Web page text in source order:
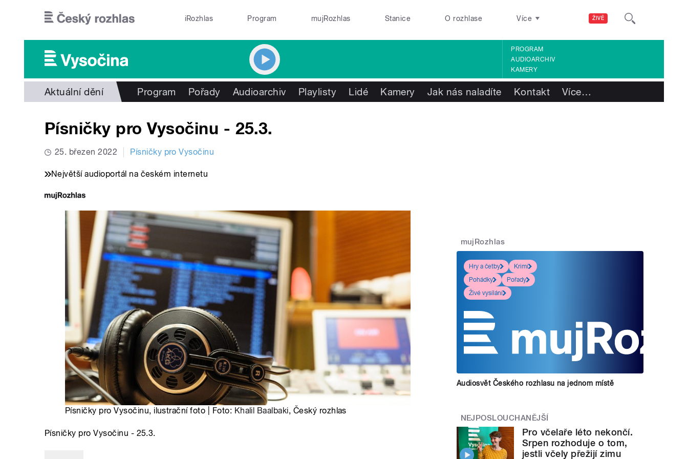
ŽIVĚ
iRozhlas Program mujRozhlas Stanice O rozhlase Více
PROGRAM
AUDIOARCHIV
KAMERY
Aktuální dění Program Pořady Audioarchiv Playlisty Lidé Kamery Jak nás naladíte Kontakt Více…
Písničky pro Vysočinu - 25.3.
25. březen 2022 Písničky pro Vysočinu
Největší audioportál na českém internetu
Písničky pro Vysočinu, ilustrační foto | Foto: Khalil Baalbaki, Český rozhlas
Písničky pro Vysočinu - 25.3.
mujRozhlas
Hry a četby
Krimi
Pohádky
Pořady
Živé vysílání
Audiosvět Českého rozhlasu na jednom místě
NEJPOSLOUCHANĚJŠÍ
Pro včelaře léto nekončí.
Srpen rozhoduje o tom,
jestli včely přežijí zimu